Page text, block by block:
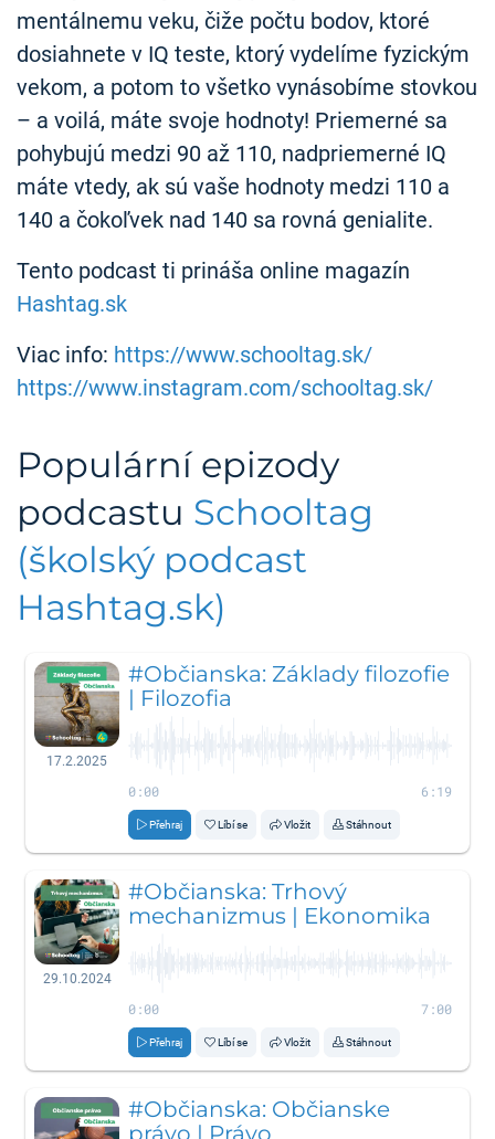
mentálnemu veku, čiže počtu bodov, ktoré
dosiahnete v IQ teste, ktorý vydelíme fyzickým
vekom, a potom to všetko vynásobíme stovkou
– a voilá, máte svoje hodnoty! Priemerné sa
pohybujú medzi 90 až 110, nadpriemerné IQ
máte vtedy, ak sú vaše hodnoty medzi 110 a
140 a čokoľvek nad 140 sa rovná genialite.
Tento podcast ti prináša online magazín
Hashtag.sk
Viac info: https://www.schooltag.sk/
https://www.instagram.com/schooltag.sk/
Populární epizody
podcastu Schooltag
(školský podcast
Hashtag.sk)
17.2.2025
#Občianska: Základy filozofie
| Filozofia
0:00 6:19
Přehraj Líbí se Vložit Stáhnout
29.10.2024
#Občianska: Trhový
mechanizmus | Ekonomika
0:00 7:00
Přehraj Líbí se Vložit Stáhnout
#Občianska: Občianske
právo | Právo